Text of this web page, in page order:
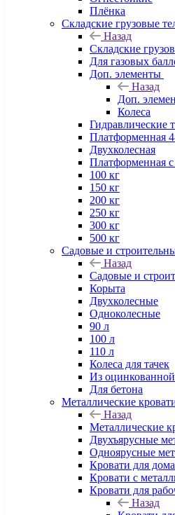
Плёнка
Складские грузовые
Назад
Складские
Для газовых
Доп. элементы
Назад
Доп.
Колеса
Гидравлические
Платформенная
Двухколесная
Платформенная
100 кг
150 кг
200 кг
250 кг
300 кг
500 кг
Садовые и
Назад
Садовые и
Корыта
Двухколесные
Одноколесные
90 л
100 л
110 л
Колеса для тачек
Из оцинкованной
Для бетона
Металлические
Назад
Металлические
Двухъярусные
Одноярусные
Кровати для
Кровати с
Кровати для
Назад